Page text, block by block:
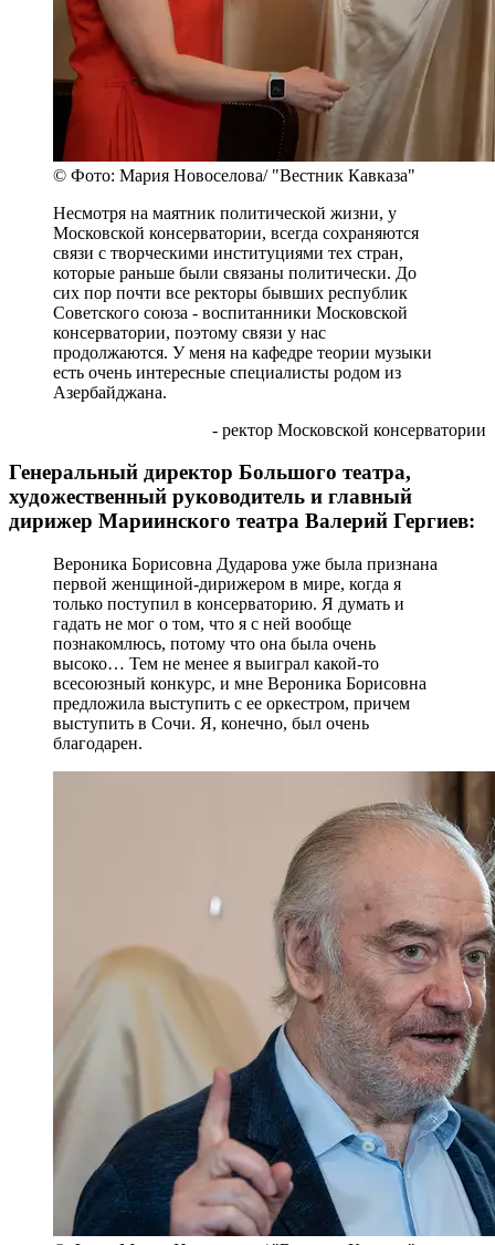
© Фото: Мария Новоселова/ "Вестник Кавказа"
Несмотря на маятник политической жизни, у
Московской консерватории, всегда сохраняются
связи с творческими институциями тех стран,
которые раньше были связаны политически. До
сих пор почти все ректоры бывших республик
Советского союза - воспитанники Московской
консерватории, поэтому связи у нас
продолжаются. У меня на кафедре теории музыки
есть очень интересные специалисты родом из
Азербайджана.
- ректор Московской консерватории
Генеральный директор Большого театра,
художественный руководитель и главный
дирижер Мариинского театра Валерий Гергиев:
Вероника Борисовна Дударова уже была признана
первой женщиной-дирижером в мире, когда я
только поступил в консерваторию. Я думать и
гадать не мог о том, что я с ней вообще
познакомлюсь, потому что она была очень
высоко… Тем не менее я выиграл какой-то
всесоюзный конкурс, и мне Вероника Борисовна
предложила выступить с ее оркестром, причем
выступить в Сочи. Я, конечно, был очень
благодарен.